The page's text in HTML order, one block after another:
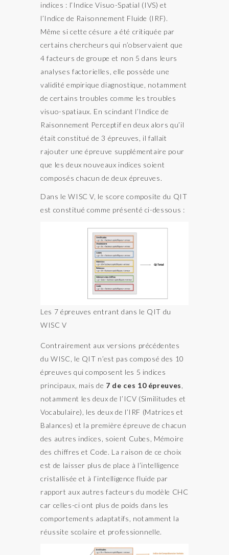
indices : l’Indice Visuo-Spatial (IVS) et
l’Indice de Raisonnement Fluide (IRF).
Même si cette césure a été critiquée par
certains chercheurs qui n’observaient que
4 facteurs de groupe et non 5 dans leurs
analyses factorielles, elle possède une
validité empirique diagnostique, notamment
de certains troubles comme les troubles
visuo-spatiaux. En scindant l’Indice de
Raisonnement Perceptif en deux alors qu’il
était constitué de 3 épreuves, il fallait
rajouter une épreuve supplémentaire pour
que les deux nouveaux indices soient
composés chacun de deux épreuves.
Dans le WISC V, le score composite du QIT
est constitué comme présenté ci-dessous :
Les 7 épreuves entrant dans le QIT du
WISC V
Contrairement aux versions précédentes
du WISC, le QIT n’est pas composé des 10
épreuves qui composent les 5 indices
principaux, mais de 7 de ces 10 épreuves
notamment les deux de l’ICV (Similitudes et
Vocabulaire), les deux de l’IRF (Matrices et
Balances) et la première épreuve de chacun
des autres indices, soient Cubes, Mémoire
des chiffres et Code. La raison de ce choix
est de laisser plus de place à l’intelligence
cristallisée et à l’intelligence fluide par
rapport aux autres facteurs du modèle CHC
car celles-ci ont plus de poids dans les
comportements adaptatifs, notamment la
réussite scolaire et professionnelle.